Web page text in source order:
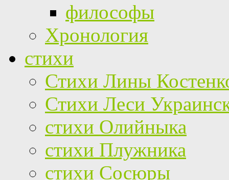
философы
Хронология
стихи
Стихи Лины
Стихи Леси
стихи Олийныка
стихи Плужника
стихи Сосюры